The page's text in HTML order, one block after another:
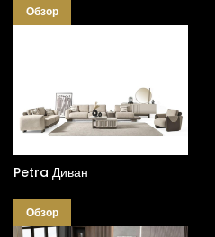
Обзор
Petra Диван
Обзор